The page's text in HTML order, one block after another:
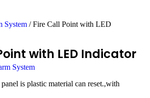
System / Fire Call Point with LED
with LED Indicator
System
is plastic material can reset.,with